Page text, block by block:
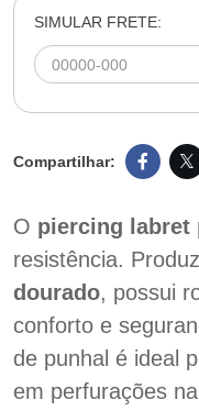
SIMULAR FRETE:
O piercing labret
resistência.
dourado, possui
conforto e
de punhal é ideal
em perfurações